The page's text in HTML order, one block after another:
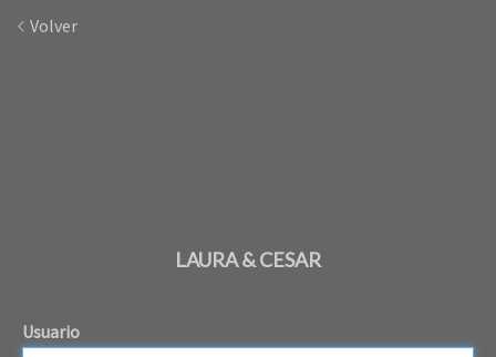
Volver
LAURA & CESAR
Usuario